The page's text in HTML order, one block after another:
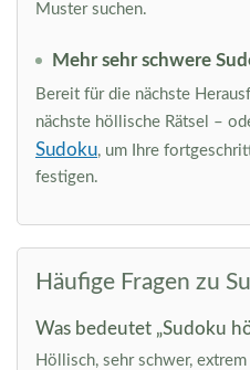
Muster suchen.
Mehr sehr schwere
Bereit für die nächste
nächste höllische Rätsel –
Sudoku, um Ihre
festigen.
Häufige Fragen zu
Was bedeutet „Sudoku
Höllisch, sehr schwer,